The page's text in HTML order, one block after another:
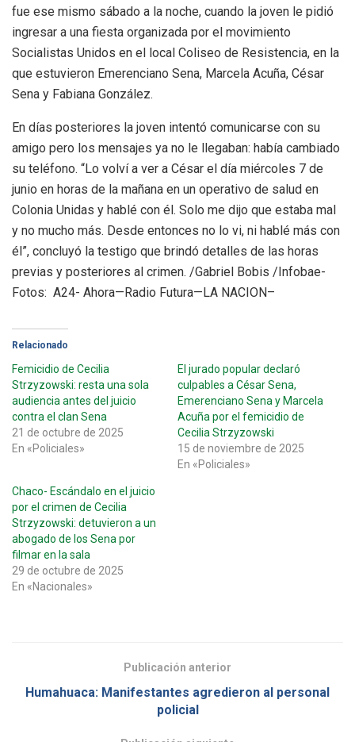
fue ese mismo sábado a la noche, cuando la joven le pidió
ingresar a una fiesta organizada por el movimiento
Socialistas Unidos en el local Coliseo de Resistencia, en la
que estuvieron Emerenciano Sena, Marcela Acuña, César
Sena y Fabiana González.
En días posteriores la joven intentó comunicarse con su
amigo pero los mensajes ya no le llegaban: había cambiado
su teléfono. “Lo volví a ver a César el día miércoles 7 de
junio en horas de la mañana en un operativo de salud en
Colonia Unidas y hablé con él. Solo me dijo que estaba mal
y no mucho más. Desde entonces no lo vi, ni hablé más con
él”, concluyó la testigo que brindó detalles de las horas
previas y posteriores al crimen. /Gabriel Bobis /Infobae-
Fotos: A24- Ahora—Radio Futura—LA NACION–
Relacionado
Femicidio de Cecilia
Strzyzowski: resta una sola
audiencia antes del juicio
contra el clan Sena
21 de octubre de 2025
En «Policiales»
El jurado popular declaró
culpables a César Sena,
Emerenciano Sena y Marcela
Acuña por el femicidio de
Cecilia Strzyzowski
15 de noviembre de 2025
En «Policiales»
Chaco- Escándalo en el juicio
por el crimen de Cecilia
Strzyzowski: detuvieron a un
abogado de los Sena por
filmar en la sala
29 de octubre de 2025
En «Nacionales»
Publicación anterior
Humahuaca: Manifestantes agredieron al personal
policial